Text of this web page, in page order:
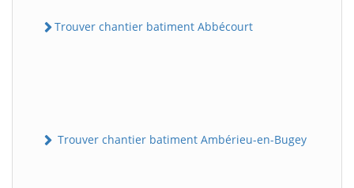
Trouver chantier batiment Abbécourt
Trouver chantier batiment Ambérieu-en-Bugey